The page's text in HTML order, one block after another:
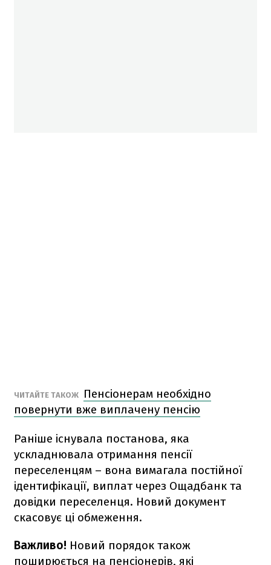
ЧИТАЙТЕ ТАКОЖ
Пенсіонерам необхідно
повернути вже виплачену пенсію
Раніше існувала постанова, яка
ускладнювала отримання пенсії
переселенцям – вона вимагала постійної
ідентифікації, виплат через Ощадбанк та
довідки переселенця. Новий документ
скасовує ці обмеження.
Важливо! Новий порядок також
поширюється на пенсіонерів, які